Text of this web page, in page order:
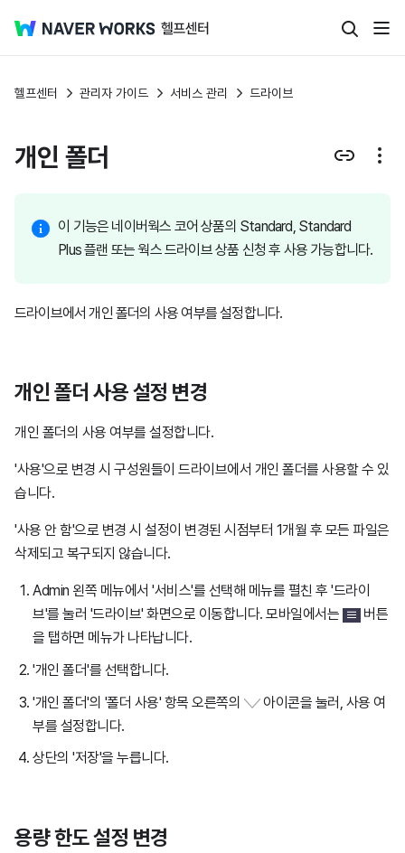
헬프센터 관리자 가이드 서비스 관리 드라이브
개인 폴더
이 기능은 네이버웍스 코어 상품의 Standard, Standard
Plus 플랜 또는 웍스 드라이브 상품 신청 후 사용 가능합니다.
드라이브에서 개인 폴더의 사용 여부를 설정합니다.
개인 폴더 사용 설정 변경
개인 폴더의 사용 여부를 설정합니다.
'사용'으로 변경 시 구성원들이 드라이브에서 개인 폴더를 사용할 수 있
습니다.
'사용 안 함'으로 변경 시 설정이 변경된 시점부터 1개월 후 모든 파일은
삭제되고 복구되지 않습니다.
Admin 왼쪽 메뉴에서 '서비스'를 선택해 메뉴를 펼친 후 '드라이
브'를 눌러 '드라이브' 화면으로 이동합니다. 모바일에서는
버튼
을 탭하면 메뉴가 나타납니다.
'개인 폴더'를 선택합니다.
'개인 폴더'의 '폴더 사용' 항목 오른쪽의
아이콘을 눌러, 사용 여
부를 설정합니다.
상단의 '저장'을 누릅니다.
용량 한도 설정 변경